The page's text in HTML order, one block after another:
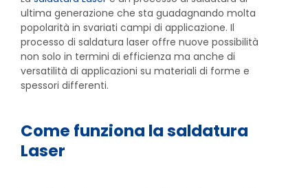
ultima generazione che sta guadagnando molta
popolarità in svariati campi di applicazione. Il
processo di saldatura laser offre nuove possibilità
non solo in termini di efficienza ma anche di
versatilità di applicazioni su materiali di forme e
spessori differenti.
Come funziona la saldatura
Laser